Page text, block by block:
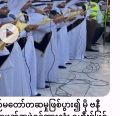
တော်တဆမှုဖြစ်ပွား၍ မို ဗနီ